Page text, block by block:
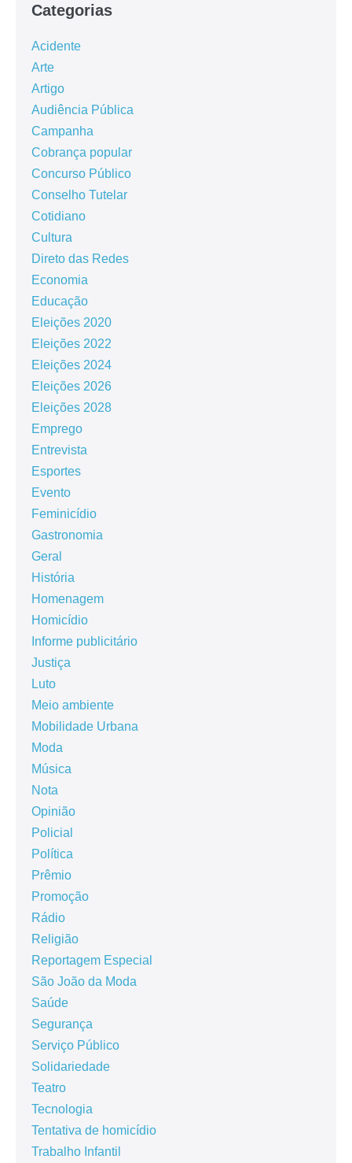
Categorias
Acidente
Arte
Artigo
Audiência Pública
Campanha
Cobrança popular
Concurso Público
Conselho Tutelar
Cotidiano
Cultura
Direto das Redes
Economia
Educação
Eleições 2020
Eleições 2022
Eleições 2024
Eleições 2026
Eleições 2028
Emprego
Entrevista
Esportes
Evento
Feminicídio
Gastronomia
Geral
História
Homenagem
Homicídio
Informe publicitário
Justiça
Luto
Meio ambiente
Mobilidade Urbana
Moda
Música
Nota
Opinião
Policial
Política
Prêmio
Promoção
Rádio
Religião
Reportagem Especial
São João da Moda
Saúde
Segurança
Serviço Público
Solidariedade
Teatro
Tecnologia
Tentativa de homicídio
Trabalho Infantil